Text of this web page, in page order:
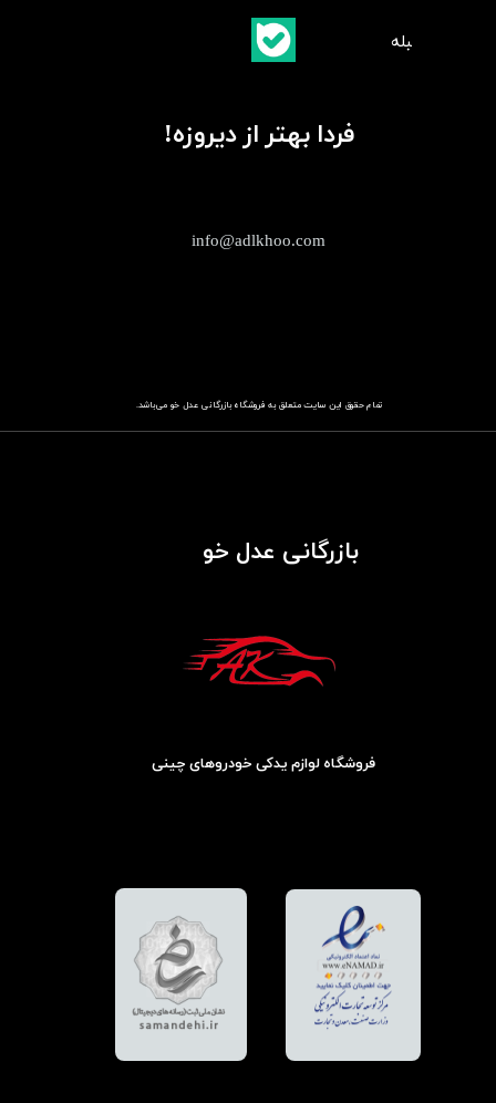
تمام حقوق این سایت متعلق به فروشگاهباز​​​​​​​رگانی عدل خو می‌باشد.
info@adlkhoo.com
بازرگانی عدل خو
فردا بهتر از دیروزه!
فروشگاه لوازم یدکی خودروهای چینی
​بلبله​​​​​​​بله